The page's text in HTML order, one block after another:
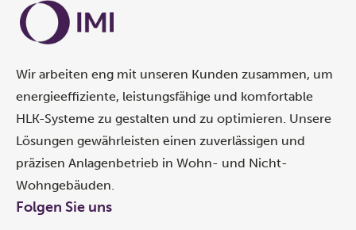
Wir arbeiten eng mit unseren Kunden zusammen, um
energieeffiziente, leistungsfähige und komfortable
HLK-Systeme zu gestalten und zu optimieren. Unsere
Lösungen gewährleisten einen zuverlässigen und
präzisen Anlagenbetrieb in Wohn- und Nicht-
Wohngebäuden.
Folgen Sie uns